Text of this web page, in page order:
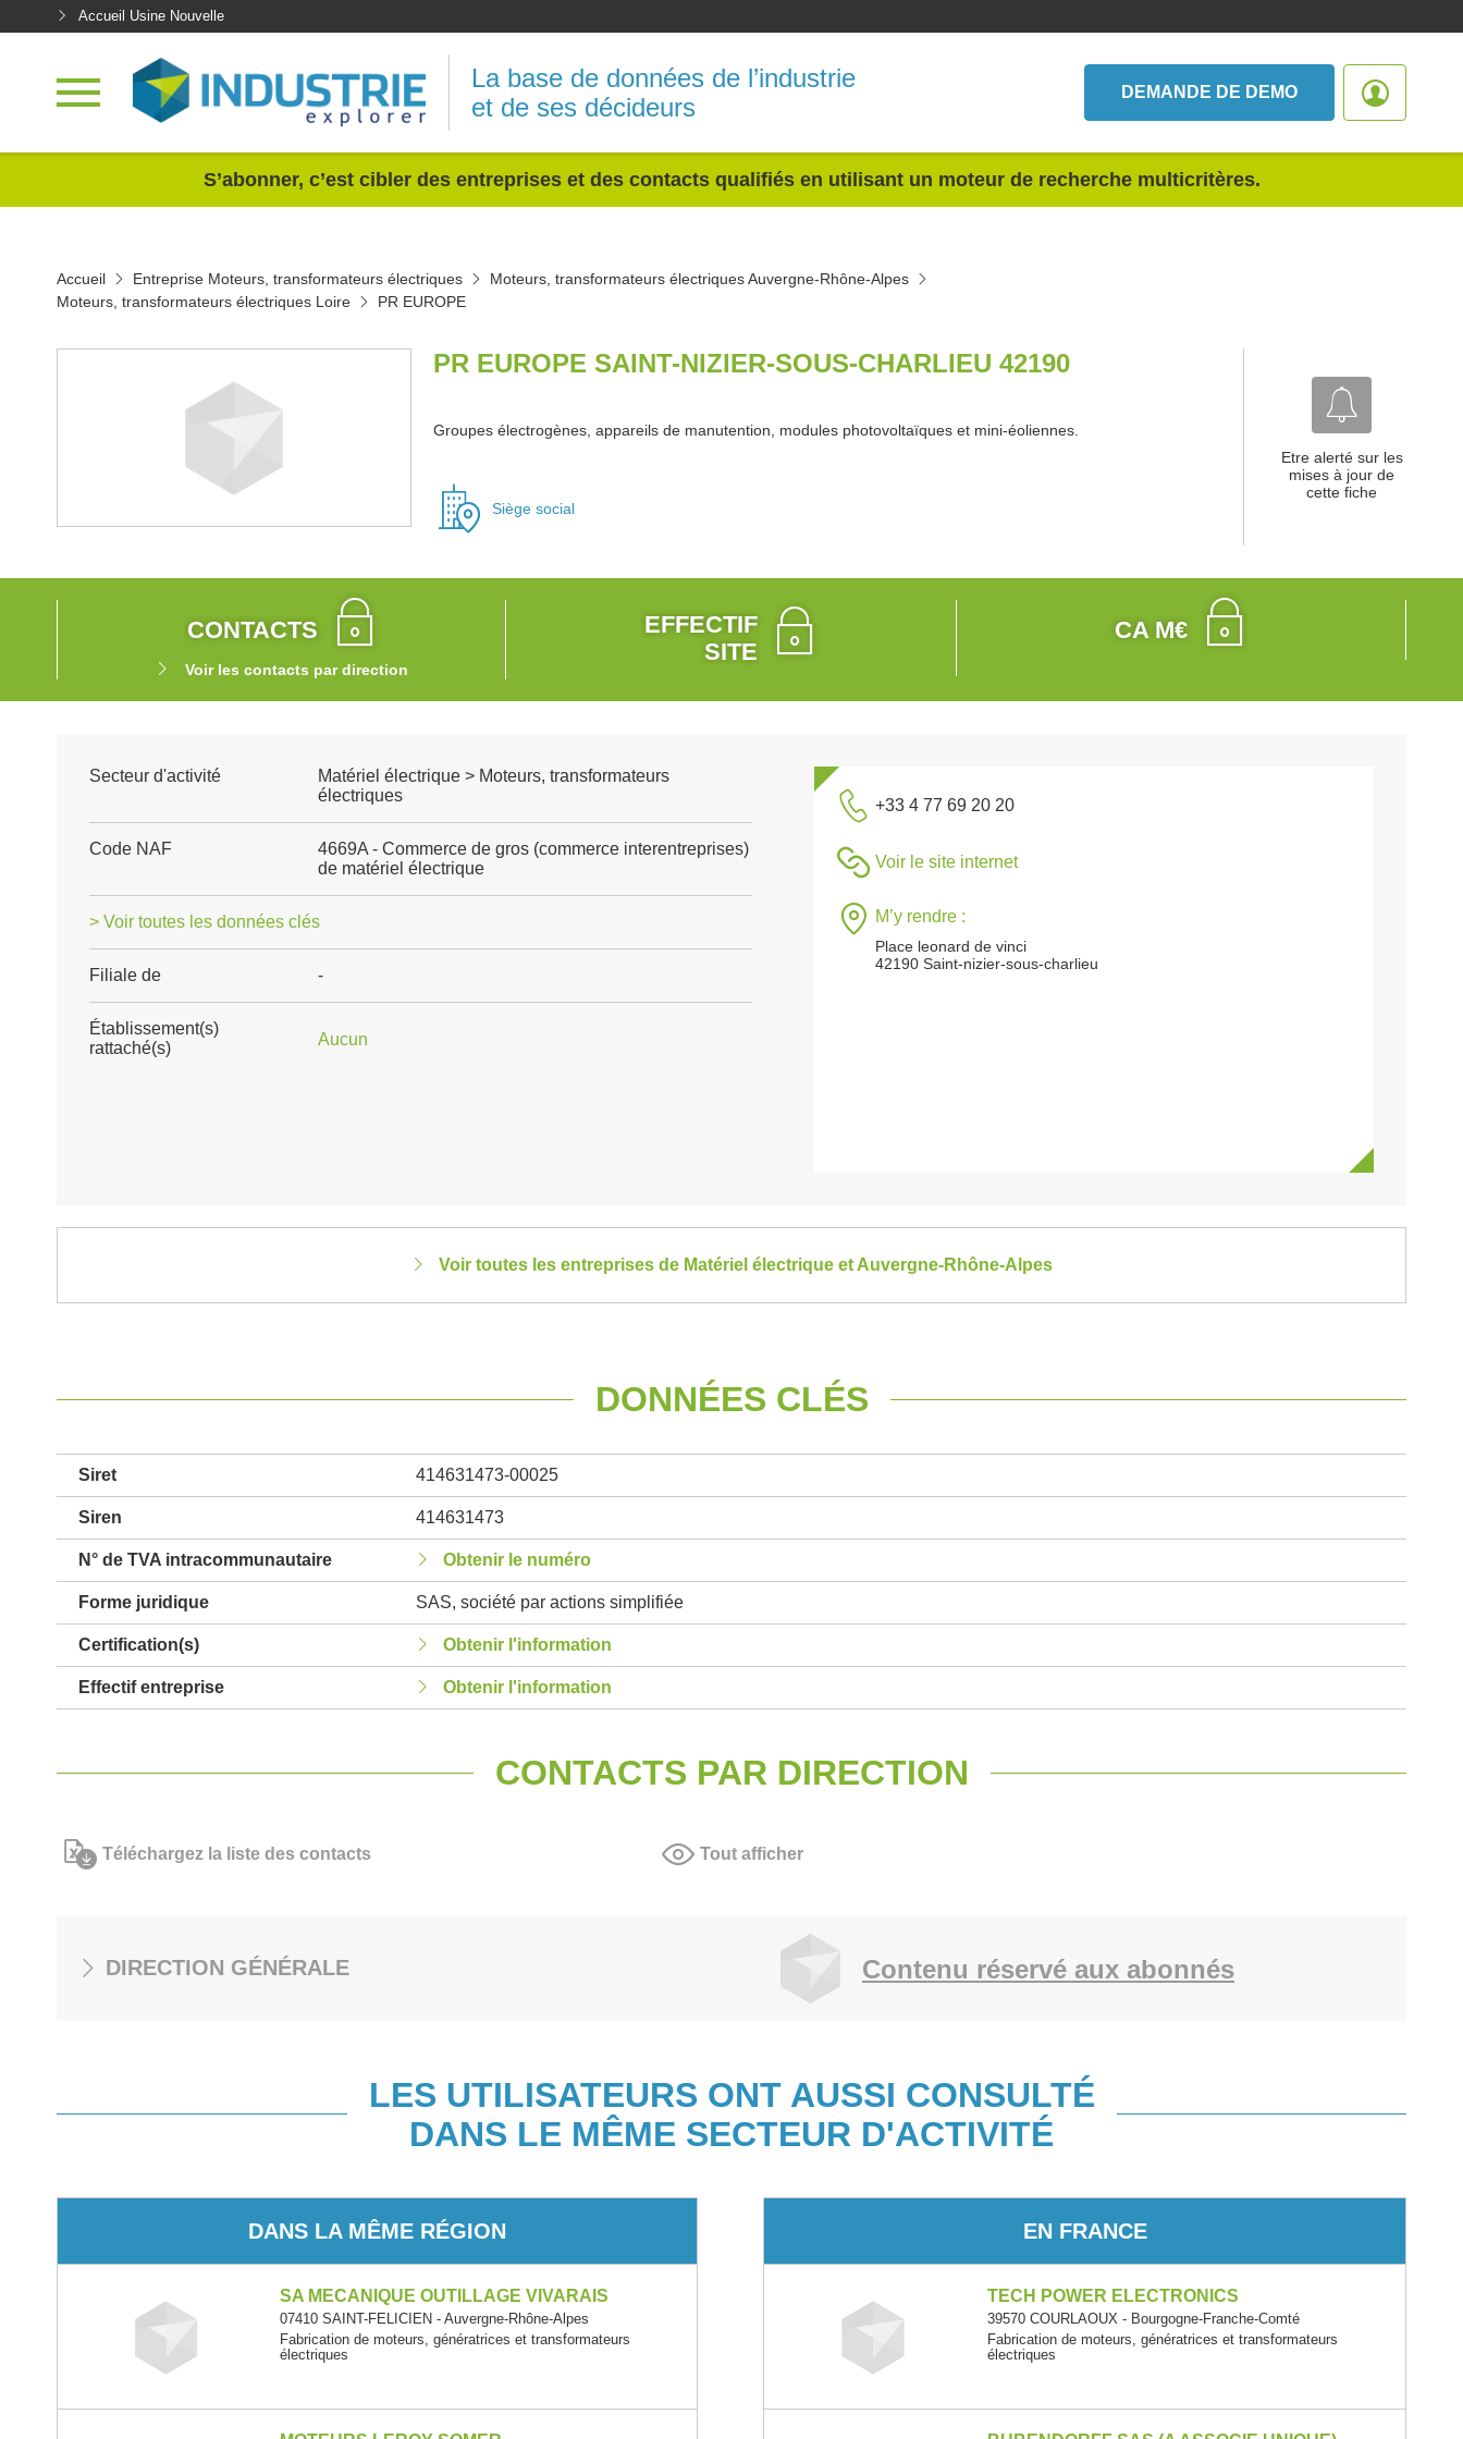
Accueil Usine Nouvelle
La base de données de l’industrie
et de ses décideurs
DEMANDE DE DEMO
S’abonner, c’est cibler des entreprises et des contacts qualifiés en utilisant un moteur de recherche multicritères.
Accueil Entreprise Moteurs, transformateurs électriques
Moteurs, transformateurs électriques Auvergne-Rhône-Alpes
Moteurs, transformateurs électriques Loire
PR EUROPE
PR EUROPE SAINT-NIZIER-SOUS-CHARLIEU 42190
Groupes électrogènes, appareils de manutention, modules photovoltaïques et mini-éoliennes.
Siège social
Etre alerté sur les
mises à jour de
cette fiche
CONTACTS
Voir les contacts par direction
EFFECTIF
SITE
CA M€
Secteur d'activité
Matériel électrique > Moteurs, transformateurs
électriques
Code NAF
4669A - Commerce de gros (commerce interentreprises)
de matériel électrique
> Voir toutes les données clés
Filiale de -
Établissement(s)
rattaché(s)
Aucun
+33 4 77 69 20 20
Voir le site internet
M’y rendre :
Place leonard de vinci
42190 Saint-nizier-sous-charlieu
Voir toutes les entreprises de Matériel électrique et Auvergne-Rhône-Alpes
DONNÉES CLÉS
Siret 414631473-00025
Siren 414631473
N° de TVA intracommunautaire Obtenir le numéro
Forme juridique SAS, société par actions simplifiée
Certification(s) Obtenir l'information
Effectif entreprise Obtenir l'information
CONTACTS PAR DIRECTION
Téléchargez la liste des contacts Tout afficher
DIRECTION GÉNÉRALE Contenu réservé aux abonnés
LES UTILISATEURS ONT AUSSI CONSULTÉ
DANS LE MÊME SECTEUR D'ACTIVITÉ
DANS LA MÊME RÉGION
SA MECANIQUE OUTILLAGE VIVARAIS
07410 SAINT-FELICIEN - Auvergne-Rhône-Alpes
Fabrication de moteurs, génératrices et transformateurs
électriques
EN FRANCE
TECH POWER ELECTRONICS
39570 COURLAOUX - Bourgogne-Franche-Comté
Fabrication de moteurs, génératrices et transformateurs
électriques